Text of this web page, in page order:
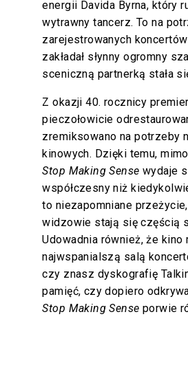
energii Davida Byrna, który
wytrawny tancerz. To na
zarejestrowanych
zakładał słynny ogromny
sceniczną partnerką stała
Z okazji 40. rocznicy
pieczołowicie
zremiksowano na potrzeby
kinowych. Dzięki temu,
Stop Making Sense wydaje
współczesny niż
to niezapomniane
widzowie stają się częścią
Udowadnia również, że kino
najwspanialszą salą
czy znasz dyskografię
pamięć, czy dopiero
Stop Making Sense porwie